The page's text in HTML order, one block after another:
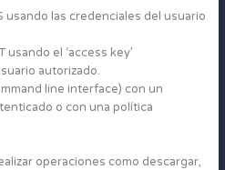
usando las credenciales del usuario
usando el ‘access key’
autorizado.
line interface) con un
o con una política
operaciones como descargar,